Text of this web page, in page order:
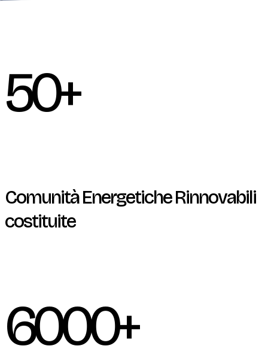
50+
Comunità Energetiche Rinnovabili
costituite
6000+